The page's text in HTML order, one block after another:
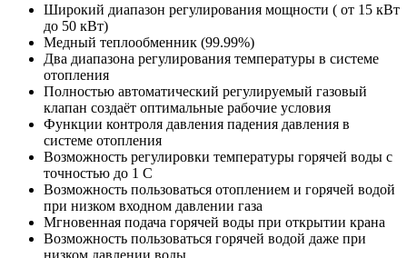
Широкий диапазон регулирования мощности ( от 15 кВт
до 50 кВт)
Медный теплообменник (99.99%)
Два диапазона регулирования температуры в системе
отопления
Полностью автоматический регулируемый газовый
клапан создаёт оптимальные рабочие условия
Функции контроля давления падения давления в
системе отопления
Возможность регулировки температуры горячей воды с
точностью до 1 С
Возможность пользоваться отоплением и горячей водой
при низком входном давлении газа
Мгновенная подача горячей воды при открытии крана
Возможность пользоваться горячей водой даже при
низком давлении воды